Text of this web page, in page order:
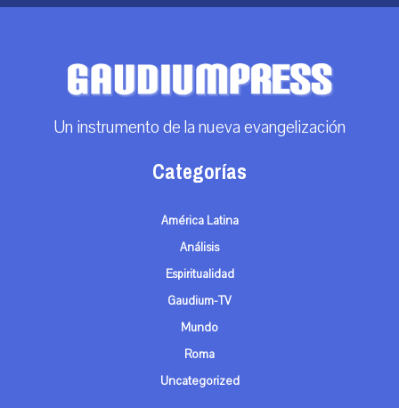
Un instrumento de la nueva evangelización
Categorías
América Latina
Análisis
Espiritualidad
Gaudium-TV
Mundo
Roma
Uncategorized